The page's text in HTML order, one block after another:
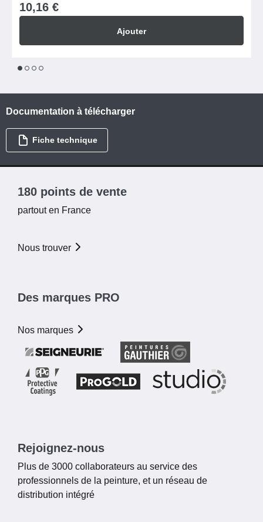
10,16 €
Ajouter
1 2 3
Documentation à télécharger
Fiche technique
180 points de vente
partout en France
Nous trouver
Des marques PRO
Nos marques
Rejoignez-nous
Plus de 3000 collaborateurs au service des
professionnels de la peinture, et un réseau de
distribution intégré